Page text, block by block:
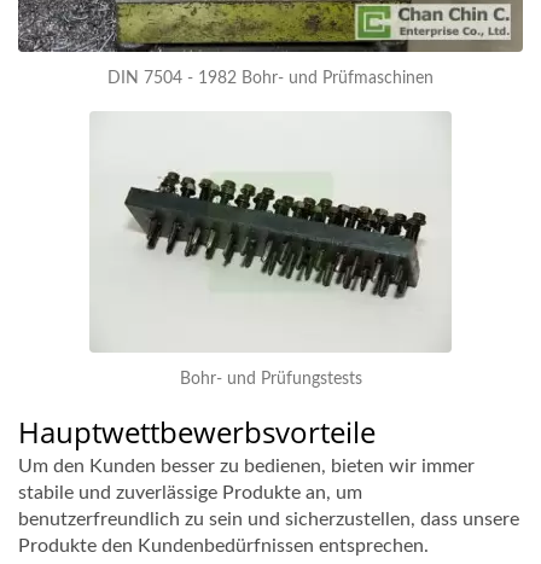
DIN 7504 - 1982 Bohr- und Prüfmaschinen
Bohr- und Prüfungstests
Hauptwettbewerbsvorteile
Um den Kunden besser zu bedienen, bieten wir immer
stabile und zuverlässige Produkte an, um
benutzerfreundlich zu sein und sicherzustellen, dass unsere
Produkte den Kundenbedürfnissen entsprechen.